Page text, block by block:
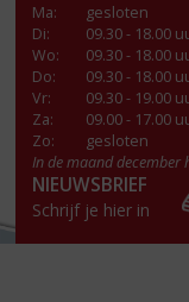
Ma:
gesloten
Di:
09.30 - 18.00
Wo:
09.30 - 18.00
Do:
09.30 - 18.00
Vr:
09.30 - 19.00
Za:
09.00 - 17.00
Zo:
gesloten
In de maand december
NIEUWSBRIEF
Schrijf je hier in